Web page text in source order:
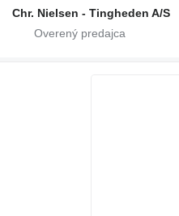
Chr. Nielsen - Tingheden A/S